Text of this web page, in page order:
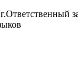
Ответственный